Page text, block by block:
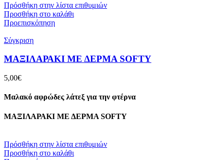
Πρόσθήκη στην λίστα επιθυμιών
Προσθήκη στο καλάθι
Προεπισκόπηση
Σύγκριση
ΜΑΞΙΛΑΡΑΚΙ ΜΕ ΔΕΡΜΑ SOFTY
5,00€
Μαλακό αφρώδες λάτεξ για την φτέρνα
ΜΑΞΙΛΑΡΑΚΙ ΜΕ ΔΕΡΜΑ SOFTY
Πρόσθήκη στην λίστα επιθυμιών
Προσθήκη στο καλάθι